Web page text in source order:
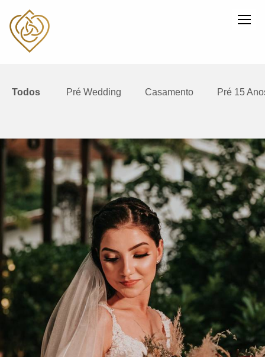
Todos Pré Wedding Casamento Pré 15